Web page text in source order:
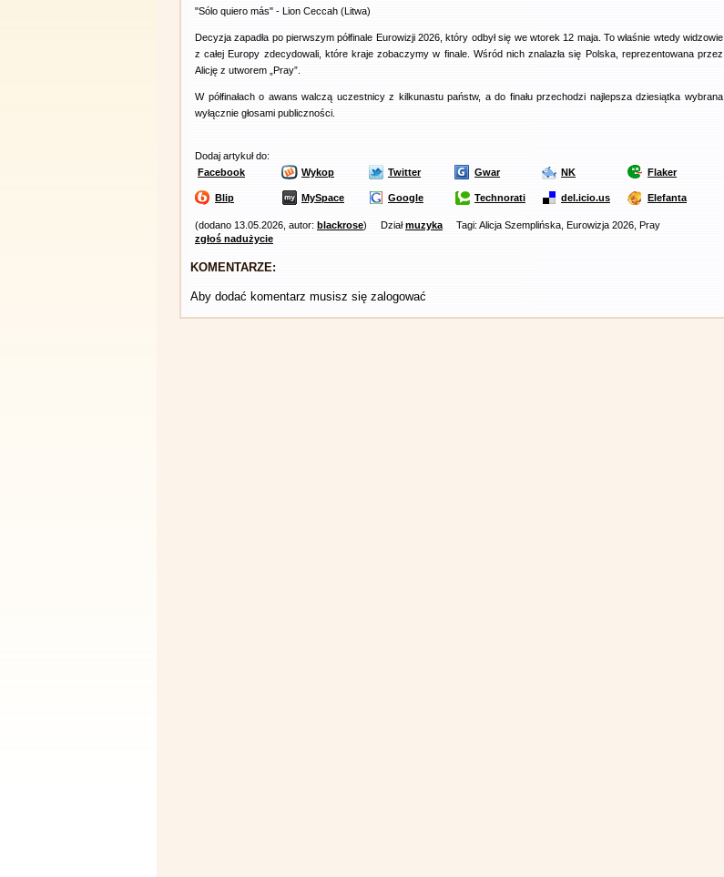
"Sólo quiero más" - Lion Ceccah (Litwa)
Decyzja zapadła po pierwszym półfinale Eurowizji 2026, który odbył się we wtorek 12 maja. To właśnie wtedy widzowie
z całej Europy zdecydowali, które kraje zobaczymy w finale. Wśród nich znalazła się Polska, reprezentowana przez
Alicję z utworem „Pray”.
W półfinałach o awans walczą uczestnicy z kilkunastu państw, a do finału przechodzi najlepsza dziesiątka wybrana
wyłącznie głosami publiczności.
Dodaj artykuł do:
Facebook
Wykop Twitter Gwar NK Flaker
Blip MySpace Google Technorati del.icio.us Elefanta
(dodano 13.05.2026, autor: blackrose) Działmuzyka
Tagi: Alicja Szemplińska, Eurowizja 2026, Pray
zgłoś nadużycie
KOMENTARZE:
Aby dodać komentarz musisz się zalogować